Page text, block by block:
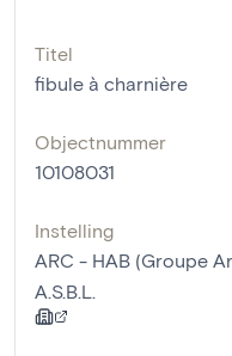
Titel
fibule à charnière
Objectnummer
10108031
Instelling
ARC - HAB (Groupe
A.S.B.L.